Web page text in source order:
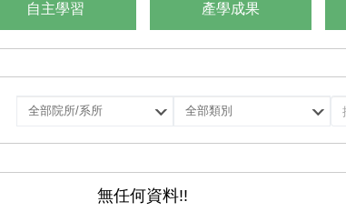
自主學習 產學成果
選
院
選
類
無任何資料!!